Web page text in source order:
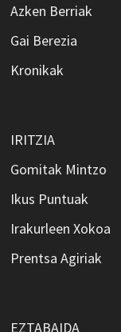
Azken Berriak
Gai Berezia
Kronikak
IRITZIA
Gomitak Mintzo
Ikus Puntuak
Irakurleen Xokoa
Prentsa Agiriak
EZTABAIDA